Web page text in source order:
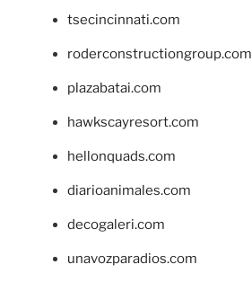
tsecincinnati.com
roderconstructiongroup.com
plazabatai.com
hawkscayresort.com
hellonquads.com
diarioanimales.com
decogaleri.com
unavozparadios.com